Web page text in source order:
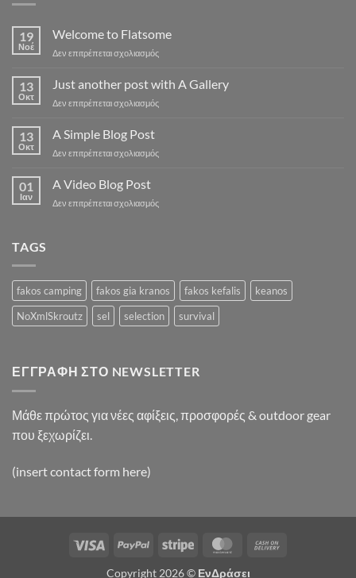
19
Νοέ
Welcome to Flatsome
Δεν επιτρέπεται σχολιασμόςστο
to
Flatsome
13
Οκτ
Just another post with A Gallery
Δεν επιτρέπεται σχολιασμόςστο
with
13
Οκτ
A Simple Blog Post
Δεν επιτρέπεται σχολιασμόςστο
Post
01
Ιαν
A Video Blog Post
Δεν επιτρέπεται σχολιασμόςστο
TAGS
fakos camping fakos gia kranos fakos kefalis
keanos
NoXmlSkroutz
sel selection survival
ΕΓΓΡΑΦΉ ΣΤΟ NEWSLETTER
Μάθε πρώτος για νέες αφίξεις, προσφορές & outdoor gear
που ξεχωρίζει.
(insert contact form here)
Visa PayPal Stripe MasterCard
Copyright 2026 © ΕνΔράσει